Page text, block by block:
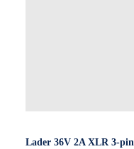
Lader 36V 2A XLR 3-pin